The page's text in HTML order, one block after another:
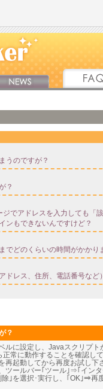
？
ルに設定し、Javaスクリプ
常に動作することを確認し
起動してから再度お試し下
ツールバー｢ツール｣⇒｢イン
｣を選択･実行し、｢OK｣⇒再